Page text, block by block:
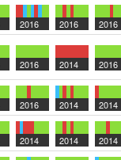
Add Add
2016 2016 2016
2016 2014 2016
2016 2014 2014
2014 2014 2014